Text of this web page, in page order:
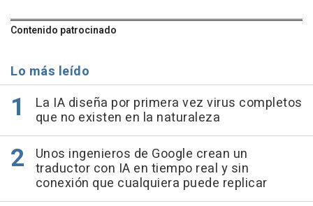
Contenido patrocinado
Lo más leído
La IA diseña por primera vez virus completos
que no existen en la naturaleza
Unos ingenieros de Google crean un
traductor con IA en tiempo real y sin
conexión que cualquiera puede replicar